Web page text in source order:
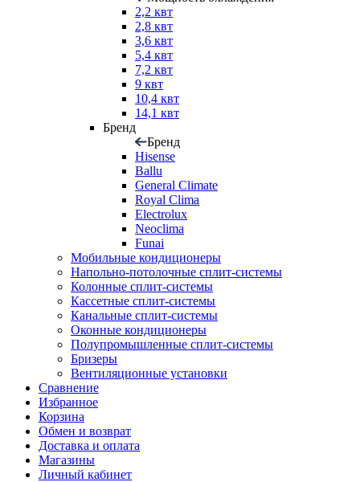
2,2 квт
2,8 квт
3,6 квт
5,4 квт
7,2 квт
9 квт
10,4 квт
14,1 квт
Бренд
Бренд
Hisense
Ballu
General Climate
Royal Clima
Electrolux
Neoclima
Funai
Мобильные кондиционеры
Напольно-потолоч​ные ​сплит-системы
Колонные ​​сплит-системы
Кассетные сплит-системы
Канальные сплит-системы
Оконные кондиционеры
Полупромышленные сплит-системы
Бризеры
Вентиляционные установки
Сравнение
Избранное
Корзина
Обмен и возврат
Доставка и оплата
Магазины
Личный кабинет